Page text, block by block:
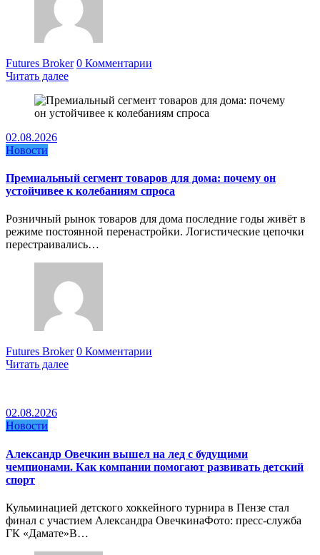
Futures Broker 0 Комментарии
Читать далее
02.08.2026
Новости
Премиальный сегмент товаров для дома: почему он
устойчивее к колебаниям спроса
Розничный рынок товаров для дома последние годы живёт в
режиме постоянной перенастройки. Логистические цепочки
перестраивались…
Futures Broker 0 Комментарии
Читать далее
02.08.2026
Новости
Александр Овечкин вышел на лед с будущими
чемпионами. Как компании помогают развивать детский
спорт
Кульминацией детского хоккейного турнира в Пензе стал
финал с участием Александра ОвечкинаФото: пресс-служба
ГК «Дамате»В…